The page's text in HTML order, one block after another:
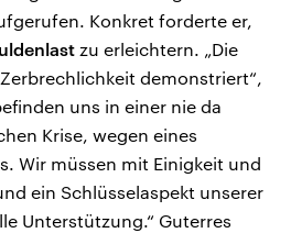
Konkret forderte er,
zu erleichtern. „Die
demonstriert“,
uns in einer nie da
Krise, wegen eines
Wir müssen mit Einigkeit und
ein Schlüsselaspekt unserer
Unterstützung.“ Guterres